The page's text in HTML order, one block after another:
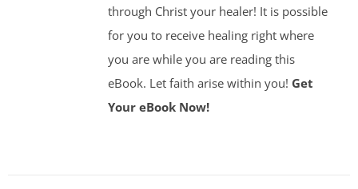
through Christ your healer! It is possible
for you to receive healing right where
you are while you are reading this
eBook. Let faith arise within you! Get
Your eBook Now!